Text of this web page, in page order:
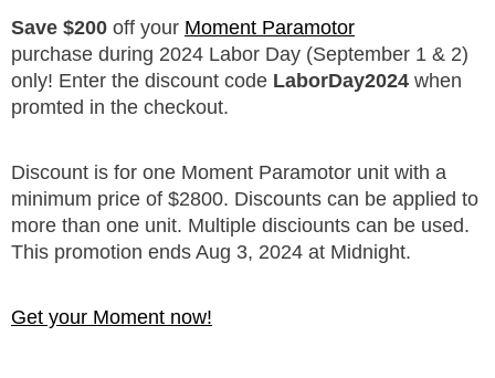
Save $200 off your Moment Paramotor
purchase during 2024 Labor Day (September 1 & 2)
only! Enter the discount code LaborDay2024 when
promted in the checkout.
Discount is for one Moment Paramotor unit with a
minimum price of $2800. Discounts can be applied to
more than one unit. Multiple disciounts can be used.
This promotion ends Aug 3, 2024 at Midnight.
Get your Moment now!